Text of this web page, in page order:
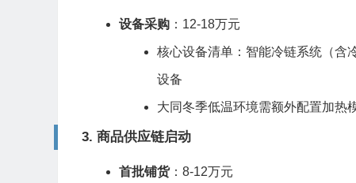
设备采购 ：12-18万元
核心设备清单：智能冷链系统（含
设备
大同冬季低温环境需额外配置加热
3. 商品供应链启动
首批铺货：8-12万元